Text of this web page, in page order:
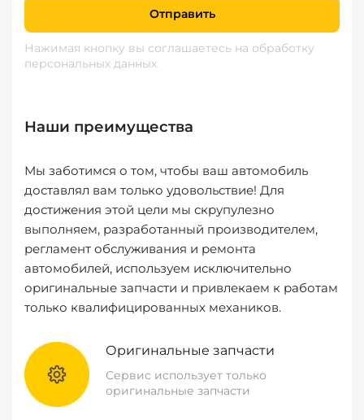
Отправить
Нажимая кнопку вы соглашаетесь на обработку
персональных данных
Наши преимущества
Мы заботимся о том, чтобы ваш автомобиль
доставлял вам только удовольствие! Для
достижения этой цели мы скрупулезно
выполняем, разработанный производителем,
регламент обслуживания и ремонта
автомобилей, используем исключительно
оригинальные запчасти и привлекаем к работам
только квалифицированных механиков.
Оригинальные запчасти
Сервис использует только
оригинальные запчасти